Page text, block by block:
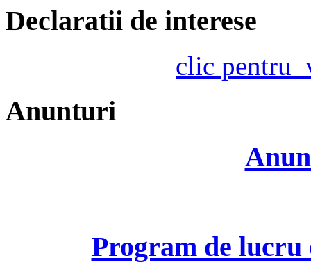
Declaratii de interese
clic pentru
Anunturi
Program de